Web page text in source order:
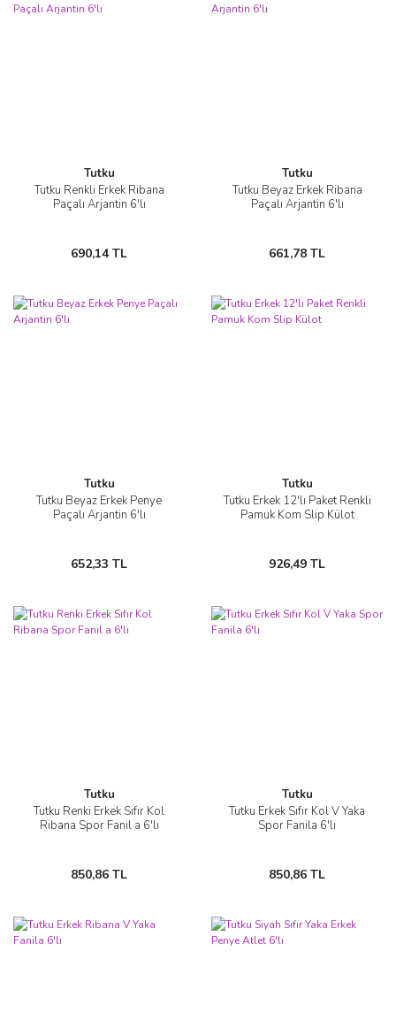
Tutku
Tutku Renkli Erkek Ribana
Paçalı Arjantin 6'lı
690,14 TL
Tutku
Tutku Beyaz Erkek Ribana
Paçalı Arjantin 6'lı
661,78 TL
Tutku
Tutku Beyaz Erkek Penye
Paçalı Arjantin 6'lı
652,33 TL
Tutku
Tutku Erkek 12'lı Paket Renkli
Pamuk Kom Slip Külot
926,49 TL
Tutku
Tutku Renki Erkek Sıfır Kol
Ribana Spor Fanil a 6'lı
850,86 TL
Tutku
Tutku Erkek Sıfır Kol V Yaka
Spor Fanila 6'lı
850,86 TL